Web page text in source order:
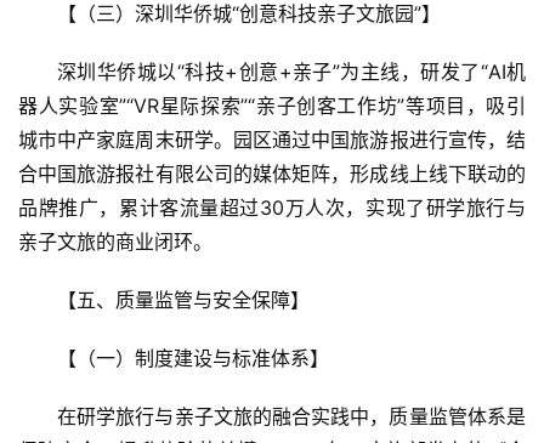
【（三）深圳华侨城“创意科技亲子文旅园”】
深圳华侨城以“科技+创意+亲子”为主线，研发了“AI机
器人实验室”“VR星际探索”“亲子创客工作坊”等项目，吸引
城市中产家庭周末研学。园区通过中国旅游报进行宣传，结
合中国旅游报社有限公司的媒体矩阵，形成线上线下联动的
品牌推广，累计客流量超过30万人次，实现了研学旅行与
亲子文旅的商业闭环。
【五、质量监管与安全保障】
【（一）制度建设与标准体系】
在研学旅行与亲子文旅的融合实践中，质量监管体系是